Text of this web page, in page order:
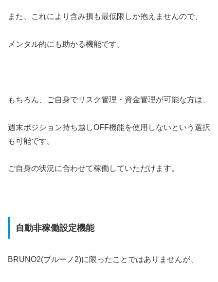
また、これにより含み損も最低限しか抱えませんので、
メンタル的にも助かる機能です。
もちろん、ご自身でリスク管理・資金管理が可能な方は、
週末ポジション持ち越しOFF機能を使用しないという選択
も可能です。
ご自身の状況に合わせて稼働していただけます。
自動非稼働設定機能
BRUNO2(ブルーノ2)に限ったことではありませんが、